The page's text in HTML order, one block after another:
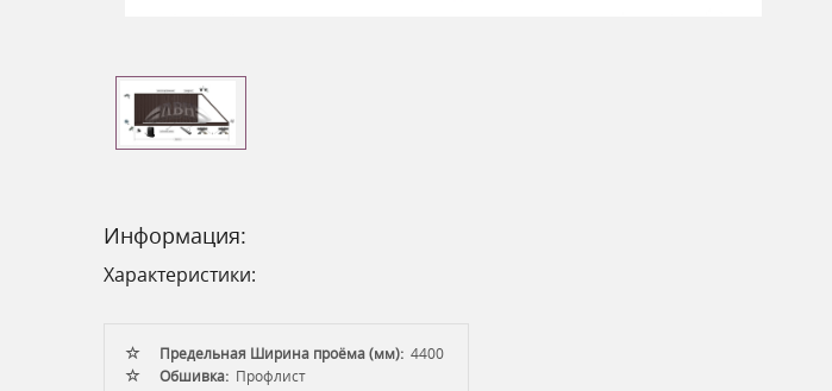
Информация:
Характеристики:
Предельная Ширина проёма (мм): 4400
Обшивка: Профлист